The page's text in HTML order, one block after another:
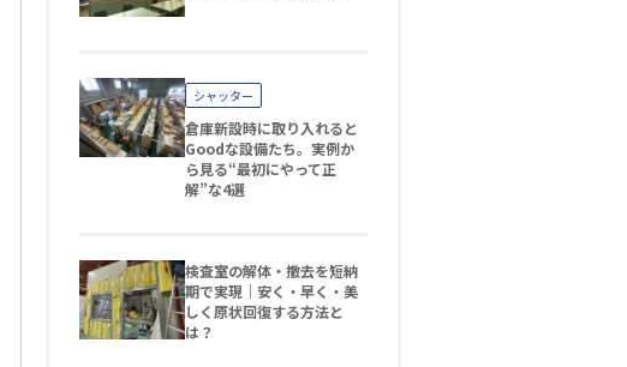
シャッター
倉庫新設時に取り入れると
Goodな設備たち。実例か
ら見る“最初にやって正
解”な4選
検査室の解体・撤去を短納
期で実現｜安く・早く・美
しく原状回復する方法と
は？